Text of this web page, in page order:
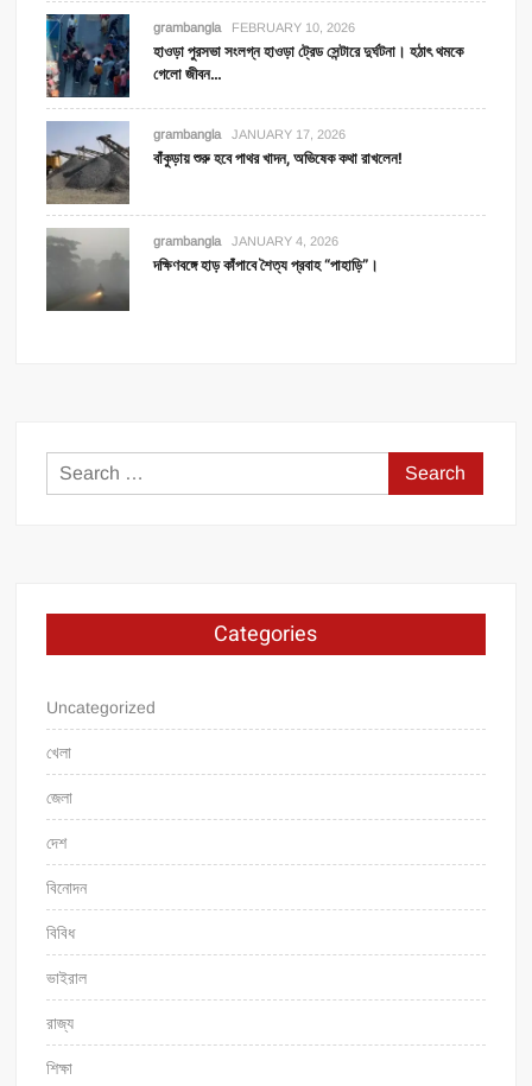
grambangla FEBRUARY 10, 2026
হাওড়া পুরসভা সংলগ্ন হাওড়া ট্রেড সেন্টারে দুর্ঘটনা। হঠাৎ থমকে
গেলো জীবন…
grambangla JANUARY 17, 2026
বাঁকুড়ায় শুরু হবে পাথর খাদন, অভিষেক কথা রাখলেন!
grambangla JANUARY 4, 2026
দক্ষিণবঙ্গে হাড় কাঁপাবে শৈত্য প্রবাহ “পাহাড়ি”।
Search
for:
Categories
Uncategorized
খেলা
জেলা
দেশ
বিনোদন
বিবিধ
ভাইরাল
রাজ্য
শিক্ষা